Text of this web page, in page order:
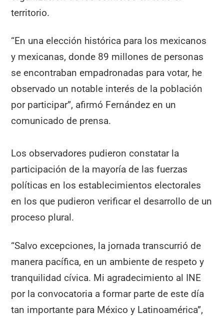
territorio.
“En una elección histórica para los mexicanos
y mexicanas, donde 89 millones de personas
se encontraban empadronadas para votar, he
observado un notable interés de la población
por participar”, afirmó Fernández en un
comunicado de prensa.
Los observadores pudieron constatar la
participación de la mayoría de las fuerzas
políticas en los establecimientos electorales
en los que pudieron verificar el desarrollo de un
proceso plural.
“Salvo excepciones, la jornada transcurrió de
manera pacífica, en un ambiente de respeto y
tranquilidad cívica. Mi agradecimiento al INE
por la convocatoria a formar parte de este día
tan importante para México y Latinoamérica”,